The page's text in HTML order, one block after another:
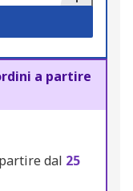
a partire
dal 25